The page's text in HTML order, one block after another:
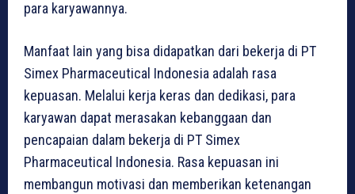
para karyawannya.
Manfaat lain yang bisa didapatkan dari bekerja di PT
Simex Pharmaceutical Indonesia adalah rasa
kepuasan. Melalui kerja keras dan dedikasi, para
karyawan dapat merasakan kebanggaan dan
pencapaian dalam bekerja di PT Simex
Pharmaceutical Indonesia. Rasa kepuasan ini
membangun motivasi dan memberikan ketenangan